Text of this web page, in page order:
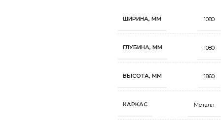
ШИРИНА, ММ 1080
ГЛУБИНА, ММ 1080
ВЫСОТА, ММ 1860
КАРКАС Металл